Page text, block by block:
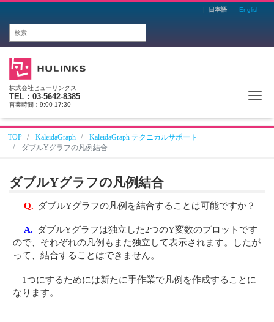
日本語 English
株式会社ヒューリンクス
TEL：03-5642-8385
営業時間：9:00-17:30
TOP KaleidaGraph
KaleidaGraph テクニカルサポート
ダブルYグラフの凡例結合
ダブルYグラフの凡例結合
Q. ダブルYグラフの凡例を結合することは可能ですか？
A. ダブルYグラフは独立した2つのY変数のプロットです
ので、それぞれの凡例もまた独立して表示されます。したが
って、結合することはできません。
1つにするためには新たに手作業で凡例を作成することに
なります。